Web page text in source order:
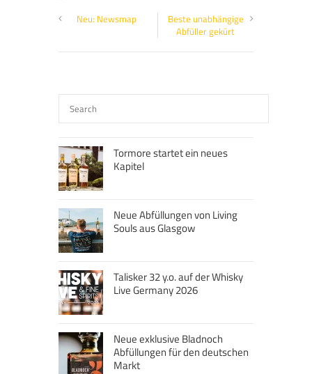
Neu: Newsmap
Beste unabhängige
Abfüller gekürt
Tormore startet ein neues
Kapitel
Neue Abfüllungen von Living
Souls aus Glasgow
Talisker 32 y.o. auf der Whisky
Live Germany 2026
Neue exklusive Bladnoch
Abfüllungen für den deutschen
Markt